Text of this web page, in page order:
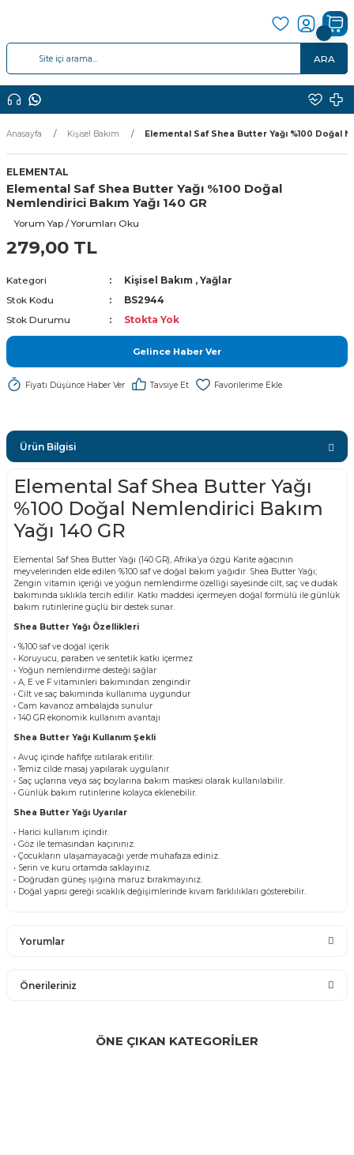
ARA
Anasayfa Kişisel Bakım Elemental Saf Shea Butter Yağı %100 Doğal
ELEMENTAL
Elemental Saf Shea Butter Yağı %100 Doğal
Nemlendirici Bakım Yağı 140 GR
Yorum Yap / Yorumları Oku
279,00 TL
Kategori Kişisel Bakım , Yağlar
Stok Kodu
BS2944
Stok Durumu
Stokta Yok
Gelince Haber Ver
Fiyatı Düşünce Haber Ver Tavsiye Et
Ürün Bilgisi
Elemental Saf Shea Butter Yağı
%100 Doğal Nemlendirici Bakım
Yağı 140 GR
Elemental Saf Shea Butter Yağı (140 GR), Afrika’ya özgü Karite ağacının
meyvelerinden elde edilen %100 saf ve doğal bakım yağıdır. Shea Butter Yağı;
Zengin vitamin içeriği ve yoğun nemlendirme özelliği sayesinde cilt, saç ve dudak
bakımında sıklıkla tercih edilir. Katkı maddesi içermeyen doğal formülü ile günlük
bakım rutinlerine güçlü bir destek sunar.
Shea Butter Yağı Özellikleri
• %100 saf ve doğal içerik
• Koruyucu, paraben ve sentetik katkı içermez
• Yoğun nemlendirme desteği sağlar
• A, E ve F vitaminleri bakımından zengindir
• Cilt ve saç bakımında kullanıma uygundur
• Cam kavanoz ambalajda sunulur
• 140 GR ekonomik kullanım avantajı
Shea Butter Yağı Kullanım Şekli
• Avuç içinde hafifçe ısıtılarak eritilir.
• Temiz cilde masaj yapılarak uygulanır.
• Saç uçlarına veya saç boylarına bakım maskesi olarak kullanılabilir.
• Günlük bakım rutinlerine kolayca eklenebilir.
Shea Butter Yağı Uyarılar
• Harici kullanım içindir.
• Göz ile temasından kaçınınız.
• Çocukların ulaşamayacağı yerde muhafaza ediniz.
• Serin ve kuru ortamda saklayınız.
• Doğrudan güneş ışığına maruz bırakmayınız.
• Doğal yapısı gereği sıcaklık değişimlerinde kıvam farklılıkları gösterebilir.
Yorumlar
Önerileriniz
konularda yetersiz gördüğünüz noktaları öneri formunu
kullanarak tarafımıza iletebilirsiniz.
ÖNE ÇIKAN KATEGORİLER